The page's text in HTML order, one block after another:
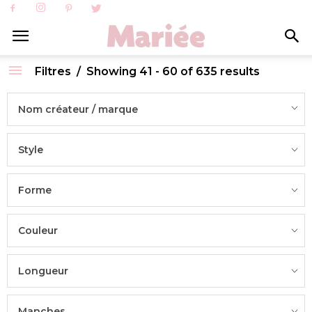
Filtres Showing 41 - 60 of 635 results
Nom créateur / marque
Style
Forme
Couleur
Longueur